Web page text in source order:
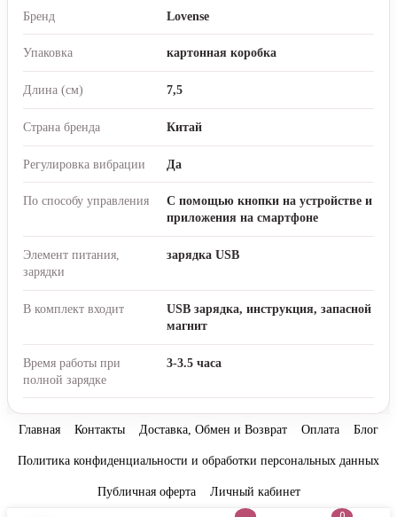
Бренд Lovense
Упаковка картонная коробка
Длина (см) 7,5
Страна бренда Китай
Регулировка вибрации Да
По способу управления
С помощью кнопки на устройстве и
приложения на смартфоне
Элемент питания,
зарядки
зарядка USB
В комплект входит
USB зарядка, инструкция, запасной
магнит
Время работы при
полной зарядке
3-3.5 часа
Главная Контакты Доставка, Обмен и Возврат Оплата Блог
Политика конфиденциальности и обработки персональных данных
Публичная оферта Личный кабинет